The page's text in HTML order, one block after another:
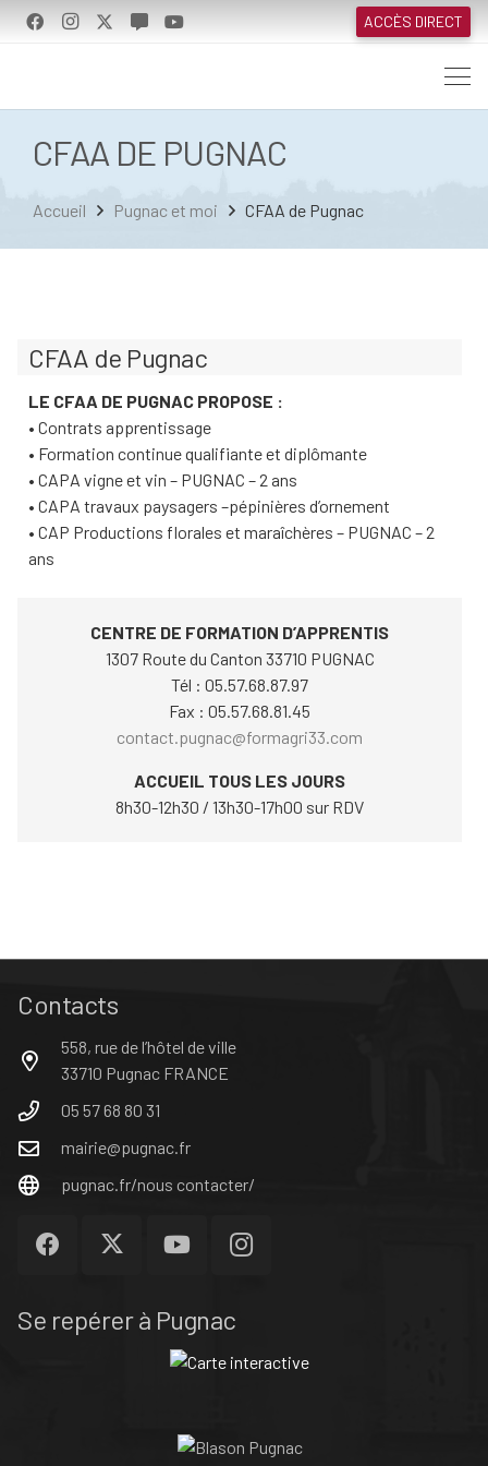
ACCÈS DIRECT
CFAA DE PUGNAC
Accueil Pugnac et moi CFAA de Pugnac
CFAA de Pugnac
LE CFAA DE PUGNAC PROPOSE :
• Contrats apprentissage
• Formation continue qualifiante et diplômante
• CAPA vigne et vin – PUGNAC – 2 ans
• CAPA travaux paysagers –pépinières d’ornement
• CAP Productions florales et maraîchères – PUGNAC – 2
ans
CENTRE DE FORMATION D’APPRENTIS
1307 Route du Canton 33710 PUGNAC
Tél : 05.57.68.87.97
Fax : 05.57.68.81.45
contact.pugnac@formagri33.com
ACCUEIL TOUS LES JOURS
8h30-12h30 / 13h30-17h00 sur RDV
Contacts
558, rue de l’hôtel de ville
33710 Pugnac FRANCE
05 57 68 80 31
mairie@pugnac.fr
pugnac.fr/nous contacter/
Se repérer à Pugnac